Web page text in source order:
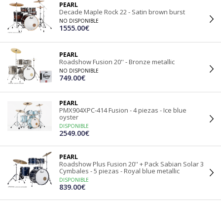
PEARL
Decade Maple Rock 22 - Satin brown burst
NO DISPONIBLE
1555.00€
PEARL
Roadshow Fusion 20'' - Bronze metallic
NO DISPONIBLE
749.00€
PEARL
PMX904XPC-414 Fusion - 4 piezas - Ice blue
oyster
DISPONIBLE
2549.00€
PEARL
Roadshow Plus Fusion 20'' + Pack Sabian Solar 3
Cymbales - 5 piezas - Royal blue metallic
DISPONIBLE
839.00€